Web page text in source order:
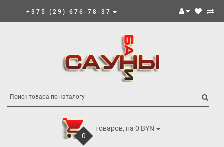
+375 (29) 676-78-37
0
товаров, на 0 BYN